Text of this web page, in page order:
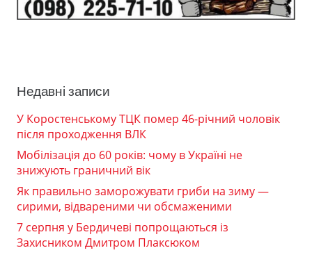
Недавні записи
У Коростенському ТЦК помер 46-річний чоловік
після проходження ВЛК
Мобілізація до 60 років: чому в Україні не
знижують граничний вік
Як правильно заморожувати гриби на зиму —
сирими, відвареними чи обсмаженими
7 серпня у Бердичеві попрощаються із
Захисником Дмитром Плаксюком